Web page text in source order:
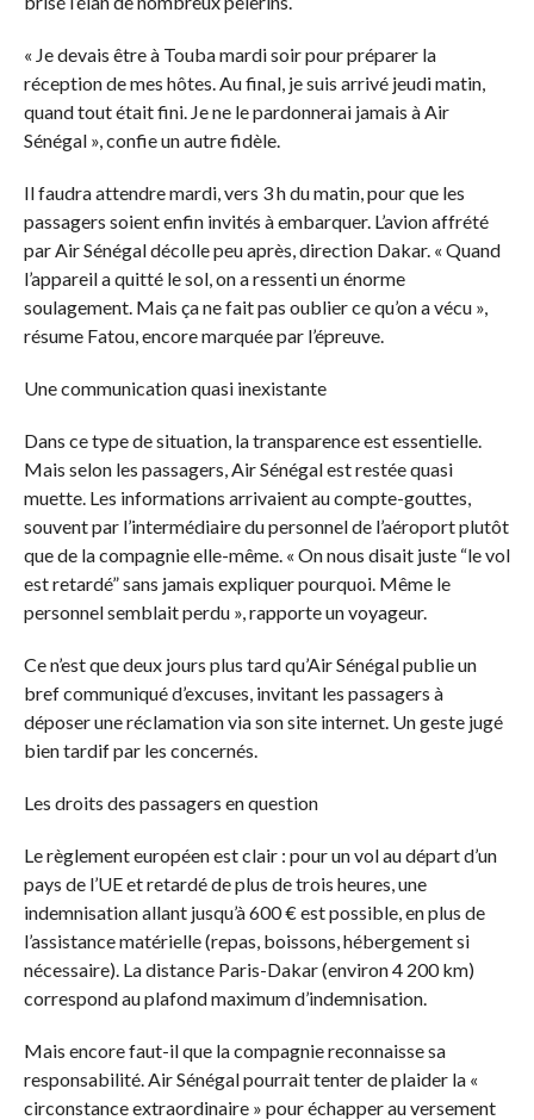
« Je devais être à Touba mardi soir pour préparer la
réception de mes hôtes. Au final, je suis arrivé jeudi matin,
quand tout était fini. Je ne le pardonnerai jamais à Air
Sénégal », confie un autre fidèle.
Il faudra attendre mardi, vers 3 h du matin, pour que les
passagers soient enfin invités à embarquer. L’avion affrété
par Air Sénégal décolle peu après, direction Dakar. « Quand
l’appareil a quitté le sol, on a ressenti un énorme
soulagement. Mais ça ne fait pas oublier ce qu’on a vécu »,
résume Fatou, encore marquée par l’épreuve.
Une communication quasi inexistante
Dans ce type de situation, la transparence est essentielle.
Mais selon les passagers, Air Sénégal est restée quasi
muette. Les informations arrivaient au compte-gouttes,
souvent par l’intermédiaire du personnel de l’aéroport plutôt
que de la compagnie elle-même. « On nous disait juste “le vol
est retardé” sans jamais expliquer pourquoi. Même le
personnel semblait perdu », rapporte un voyageur.
Ce n’est que deux jours plus tard qu’Air Sénégal publie un
bref communiqué d’excuses, invitant les passagers à
déposer une réclamation via son site internet. Un geste jugé
bien tardif par les concernés.
Les droits des passagers en question
Le règlement européen est clair : pour un vol au départ d’un
pays de l’UE et retardé de plus de trois heures, une
indemnisation allant jusqu’à 600 € est possible, en plus de
l’assistance matérielle (repas, boissons, hébergement si
nécessaire). La distance Paris-Dakar (environ 4 200 km)
correspond au plafond maximum d’indemnisation.
Mais encore faut-il que la compagnie reconnaisse sa
responsabilité. Air Sénégal pourrait tenter de plaider la «
circonstance extraordinaire » pour échapper au versement